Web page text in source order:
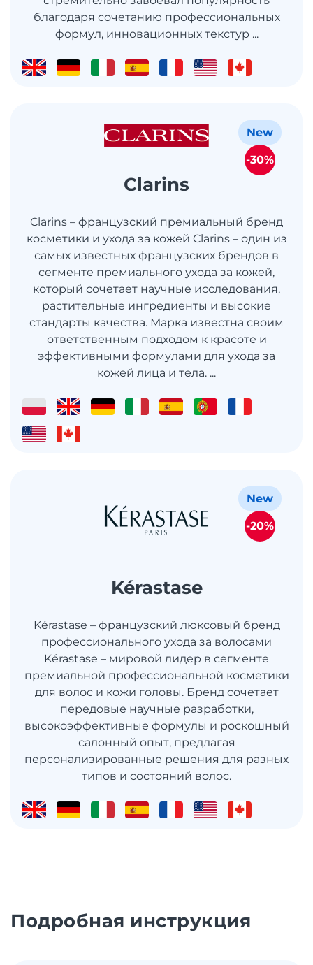
благодаря сочетанию профессиональных
формул, инновационных текстур ...
Clarins
Clarins – французский премиальный бренд
косметики и ухода за кожей Clarins – один из
самых известных французских брендов в
сегменте премиального ухода за кожей,
который сочетает научные исследования,
растительные ингредиенты и высокие
стандарты качества. Марка известна своим
ответственным подходом к красоте и
эффективными формулами для ухода за
кожей лица и тела. ...
New
-30%
Kérastase
Kérastase – французский люксовый бренд
профессионального ухода за волосами
Kérastase – мировой лидер в сегменте
премиальной профессиональной косметики
для волос и кожи головы. Бренд сочетает
передовые научные разработки,
высокоэффективные формулы и роскошный
салонный опыт, предлагая
персонализированные решения для разных
типов и состояний волос.
New
-20%
Подробная инструкция